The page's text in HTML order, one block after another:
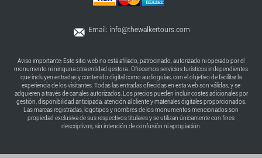
Email: info@thewalkertours.com
Aviso importante: Este sitio web no está afiliado, patrocinado, autorizado ni operado por el
monumento ni ninguna otra entidad gestora . Ofrecemos servicios turísticos independientes
que incluyen entradas y contenido digital como audioguías, con el objetivo de facilitar la
experiencia de los visitantes. Todas las entradas ofrecidas en esta web son válidas, y se
adquieren a través de canales autorizados. Los precios pueden incluir costes adicionales por
gestión, disponibilidad anticipada, atención al cliente y materiales digitales proporcionados.
Las marcas registradas, logotipos y nombres de los monumentos mencionados son
propiedad exclusiva de sus respectivos titulares y se utilizan únicamente con fines
descriptivos, sin intención de confusión ni apropiación.